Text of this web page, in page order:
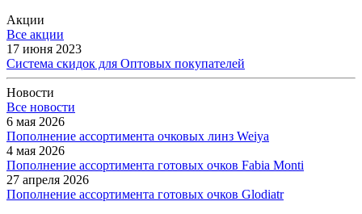
Акции
Все акции
17 июня 2023
Система скидок для Оптовых покупателей
Новости
Все новости
6 мая 2026
Пополнение ассортимента очковых линз Weiya
4 мая 2026
Пополнение ассортимента готовых очков Fabia Monti
27 апреля 2026
Пополнение ассортимента готовых очков Glodiatr